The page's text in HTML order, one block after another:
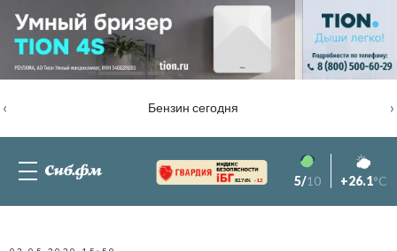
Бензин сегодня
‹ ›
82.76% -1.2 5/10 +26.1°C